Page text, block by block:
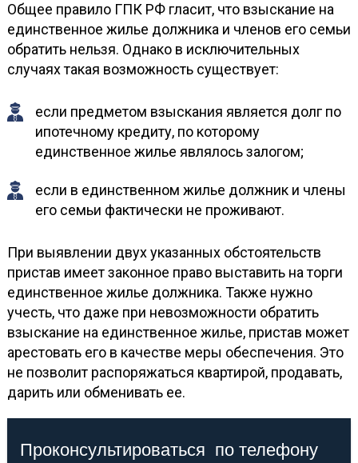
Общее правило ГПК РФ гласит, что взыскание на
единственное жилье должника и членов его семьи
обратить нельзя. Однако в исключительных
случаях такая возможность существует:
если предметом взыскания является долг по
ипотечному кредиту, по которому
единственное жилье являлось залогом;
если в единственном жилье должник и члены
его семьи фактически не проживают.
При выявлении двух указанных обстоятельств
пристав имеет законное право выставить на торги
единственное жилье должника. Также нужно
учесть, что даже при невозможности обратить
взыскание на единственное жилье, пристав может
арестовать его в качестве меры обеспечения. Это
не позволит распоряжаться квартирой, продавать,
дарить или обменивать ее.